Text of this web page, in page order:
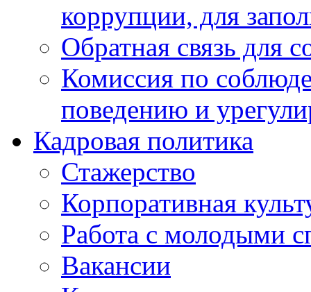
коррупции, для
Обратная связь для
Комиссия по
поведению и
Кадровая политика
Стажерство
Корпоративная
Работа с молодыми
Вакансии